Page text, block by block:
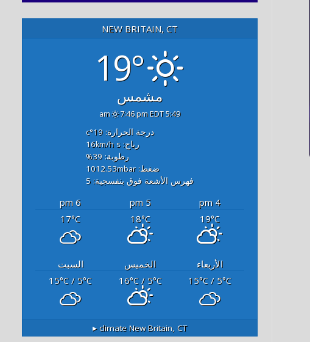
NEW BRITAIN, CT
19°
مشمس
5:49 am
7:46 pm EDT
درجة الحرارة: 19
°c
رياح: 16 km/h s
رطوبة: 39
%
ضغط: 1012.53mbar
فهرس الأشعة فوق بنفسجية: 5
4 pm
5 pm
6 pm
19°C
18°C
17°C
الأربعاء الخميس
السبت
15°C/ 5°C
16°C/ 5°C
15°C / 5°C
New Britain, CT